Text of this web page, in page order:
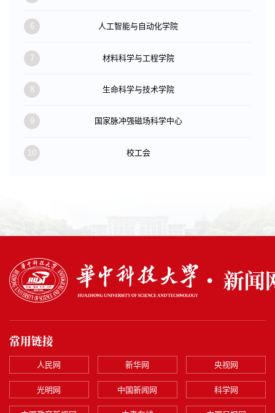
6 人工智能与自动化学院
7 材料科学与工程学院
8 生命科学与技术学院
9 国家脉冲强磁场科学中心
10 校工会
常用链接
人民网 新华网 央视网
光明网 中国新闻网 科学网